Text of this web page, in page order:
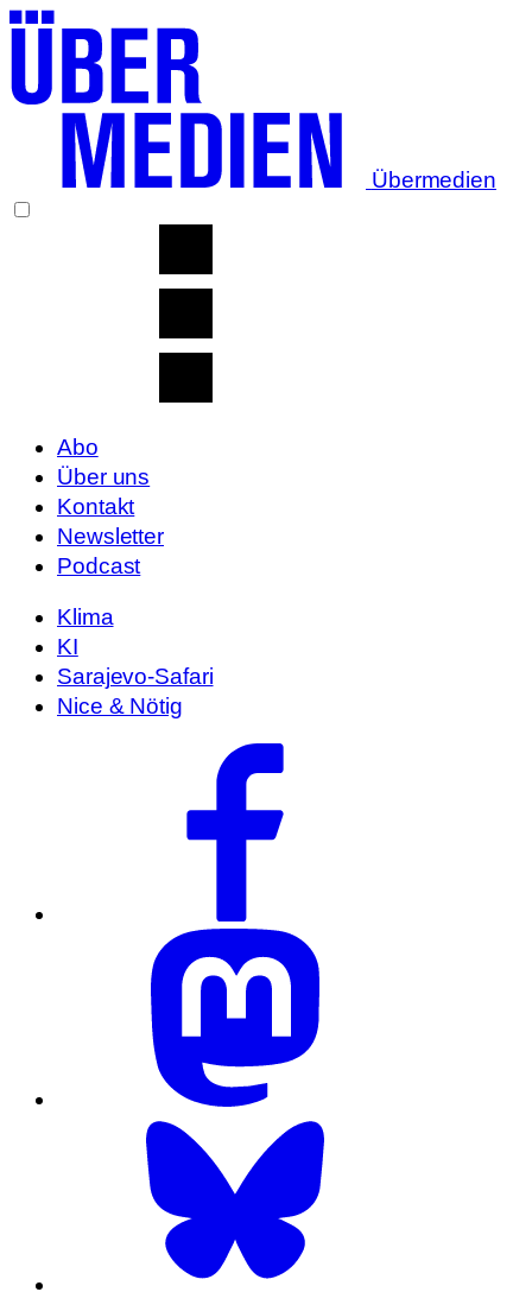
Übermedien
Abo
Über uns
Kontakt
Newsletter
Podcast
Klima
KI
Sarajevo-Safari
Nice & Nötig